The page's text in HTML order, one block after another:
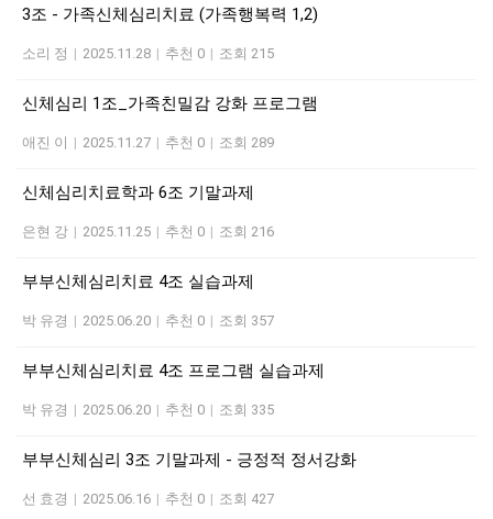
3조 - 가족신체심리치료 (가족행복력 1,2)
소리 정 | 2025.11.28 | 추천 0 | 조회 215
신체심리 1조_가족친밀감 강화 프로그램
애진 이 | 2025.11.27 | 추천 0 | 조회 289
신체심리치료학과 6조 기말과제
은현 강 | 2025.11.25 | 추천 0 | 조회 216
부부신체심리치료 4조 실습과제
박 유경 | 2025.06.20 | 추천 0 | 조회 357
부부신체심리치료 4조 프로그램 실습과제
박 유경 | 2025.06.20 | 추천 0 | 조회 335
부부신체심리 3조 기말과제 - 긍정적 정서강화
선 효경 | 2025.06.16 | 추천 0 | 조회 427